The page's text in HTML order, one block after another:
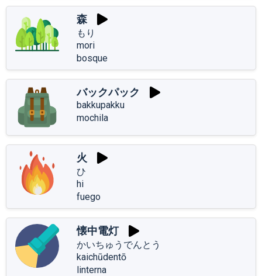
森
もり
mori
bosque
バックパック
bakkupakku
mochila
火
ひ
hi
fuego
懐中電灯
かいちゅうでんとう
kaichūdentō
linterna